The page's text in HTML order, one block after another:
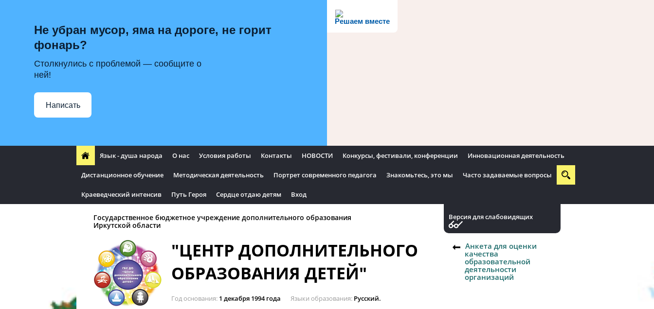
Решаем вместе
Не убран мусор, яма на дороге, не горит
фонарь?
Столкнулись с проблемой — сообщите о
ней!
Написать
Язык - душа народа О нас Условия работы Контакты НОВОСТИ Конкурсы, фестивали, конференции Инновационная деятельность
Дистанционное обучение Методическая деятельность Портрет современного педагога Знакомьтесь, это мы Часто задаваемые вопросы
Краеведческий интенсив Путь Героя Сердце отдаю детям Вход
Государственное бюджетное учреждение дополнительного образования
Иркутской области
"ЦЕНТР ДОПОЛНИТЕЛЬНОГО
ОБРАЗОВАНИЯ ДЕТЕЙ"
Год основания 1 декабря 1994 года Языки образования Русский.
Версия для слабовидящих
Анкета для оценки
качества
образовательной
деятельности
организаций